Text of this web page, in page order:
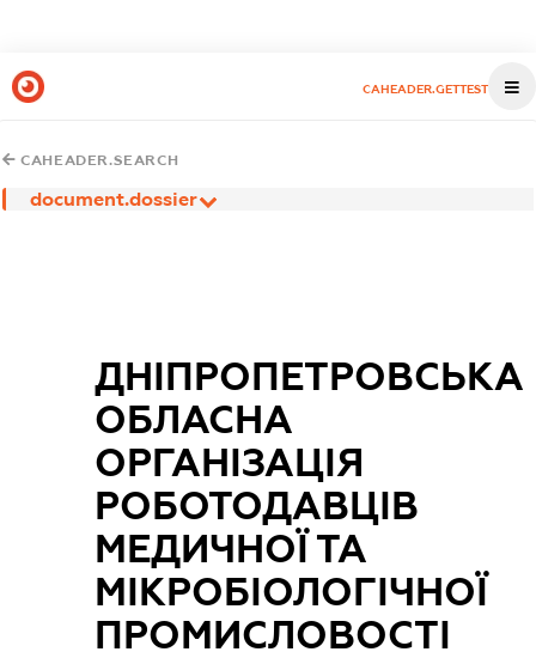
CAHEADER.GETTEST
CAHEADER.SEARCH
document.dossier
ДНІПРОПЕТРОВСЬКА
ОБЛАСНА
ОРГАНІЗАЦІЯ
РОБОТОДАВЦІВ
МЕДИЧНОЇ ТА
МІКРОБІОЛОГІЧНОЇ
ПРОМИСЛОВОСТІ